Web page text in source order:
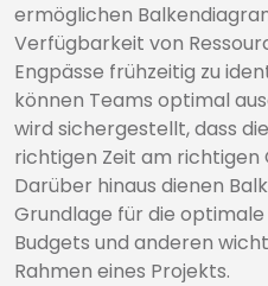
ermöglichen
Verfügbarkeit von
Engpässe frühzeitig zu
können Teams optimal
wird sichergestellt, dass
richtigen Zeit am
Darüber hinaus dienen
Grundlage für die
Budgets und anderen
Rahmen eines Projekts.